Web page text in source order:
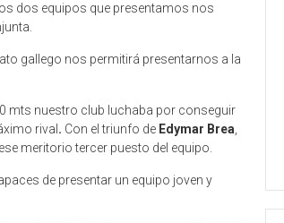
dos equipos que presentamos nos
gallego nos permitirá presentarnos a la
mts nuestro club luchaba por conseguir
rival . Con el triunfo de Edymar Brea,
meritorio tercer puesto del equipo.
de presentar un equipo joven y